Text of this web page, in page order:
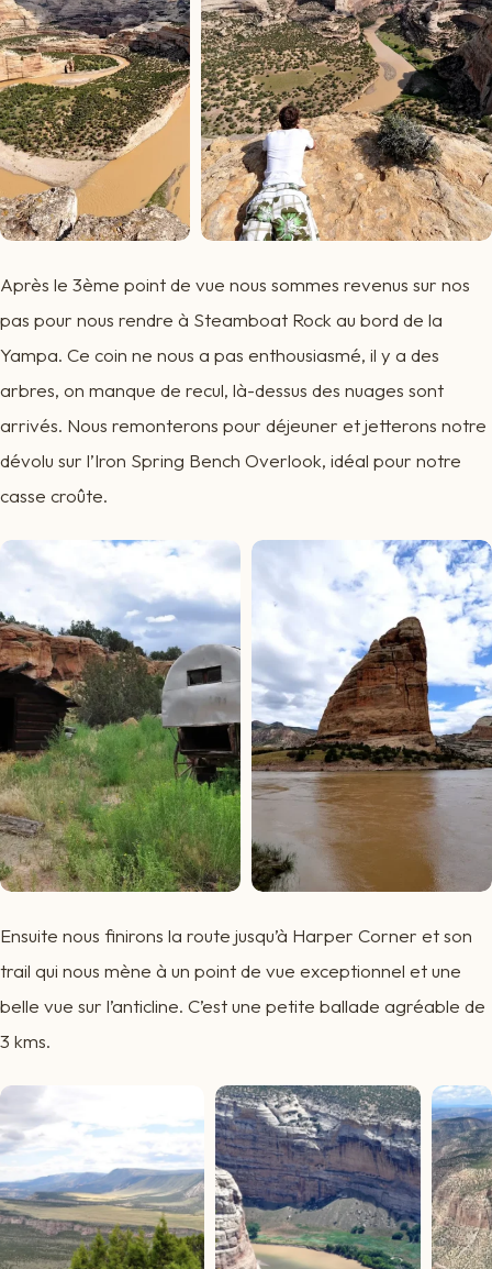
Après le 3ème point de vue nous sommes revenus sur nos
pas pour nous rendre à Steamboat Rock au bord de la
Yampa. Ce coin ne nous a pas enthousiasmé, il y a des
arbres, on manque de recul, là-dessus des nuages sont
arrivés. Nous remonterons pour déjeuner et jetterons notre
dévolu sur l’Iron Spring Bench Overlook, idéal pour notre
casse croûte.
Ensuite nous finirons la route jusqu’à Harper Corner et son
trail qui nous mène à un point de vue exceptionnel et une
belle vue sur l’anticline. C’est une petite ballade agréable de
3 kms.